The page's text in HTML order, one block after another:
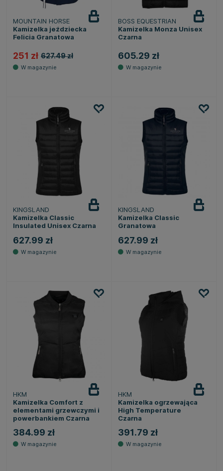
MOUNTAIN HORSE
Kamizelka jeździecka
Felicia Granatowa
251 zł 627.49 zł
BOSS EQUESTRIAN
Kamizelka Monza Unisex
Czarna
605.29 zł
KINGSLAND
Kamizelka Classic
Insulated Unisex Czarna
627.99 zł
KINGSLAND
Kamizelka Classic
Granatowa
627.99 zł
HKM
Kamizelka Comfort z
elementami grzewczymi i
powerbankiem Czarna
384.99 zł
HKM
Kamizelka ogrzewająca
High Temperature
Czarna
391.79 zł